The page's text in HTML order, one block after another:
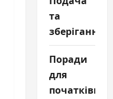
та
зберігання
Поради
для
початківців